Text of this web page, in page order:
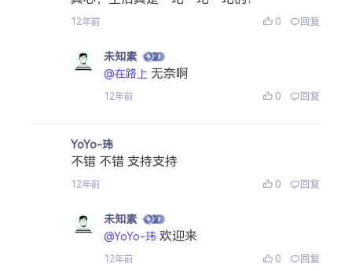
12年前 0 回复
未知素
@在路上 无奈啊
12年前 0 回复
YoYo-玮
不错 不错 支持支持
12年前 0 回复
未知素
@YoYo-玮 欢迎来
12年前 0 回复